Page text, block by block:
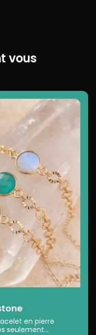
vous
en pierre
seulement...